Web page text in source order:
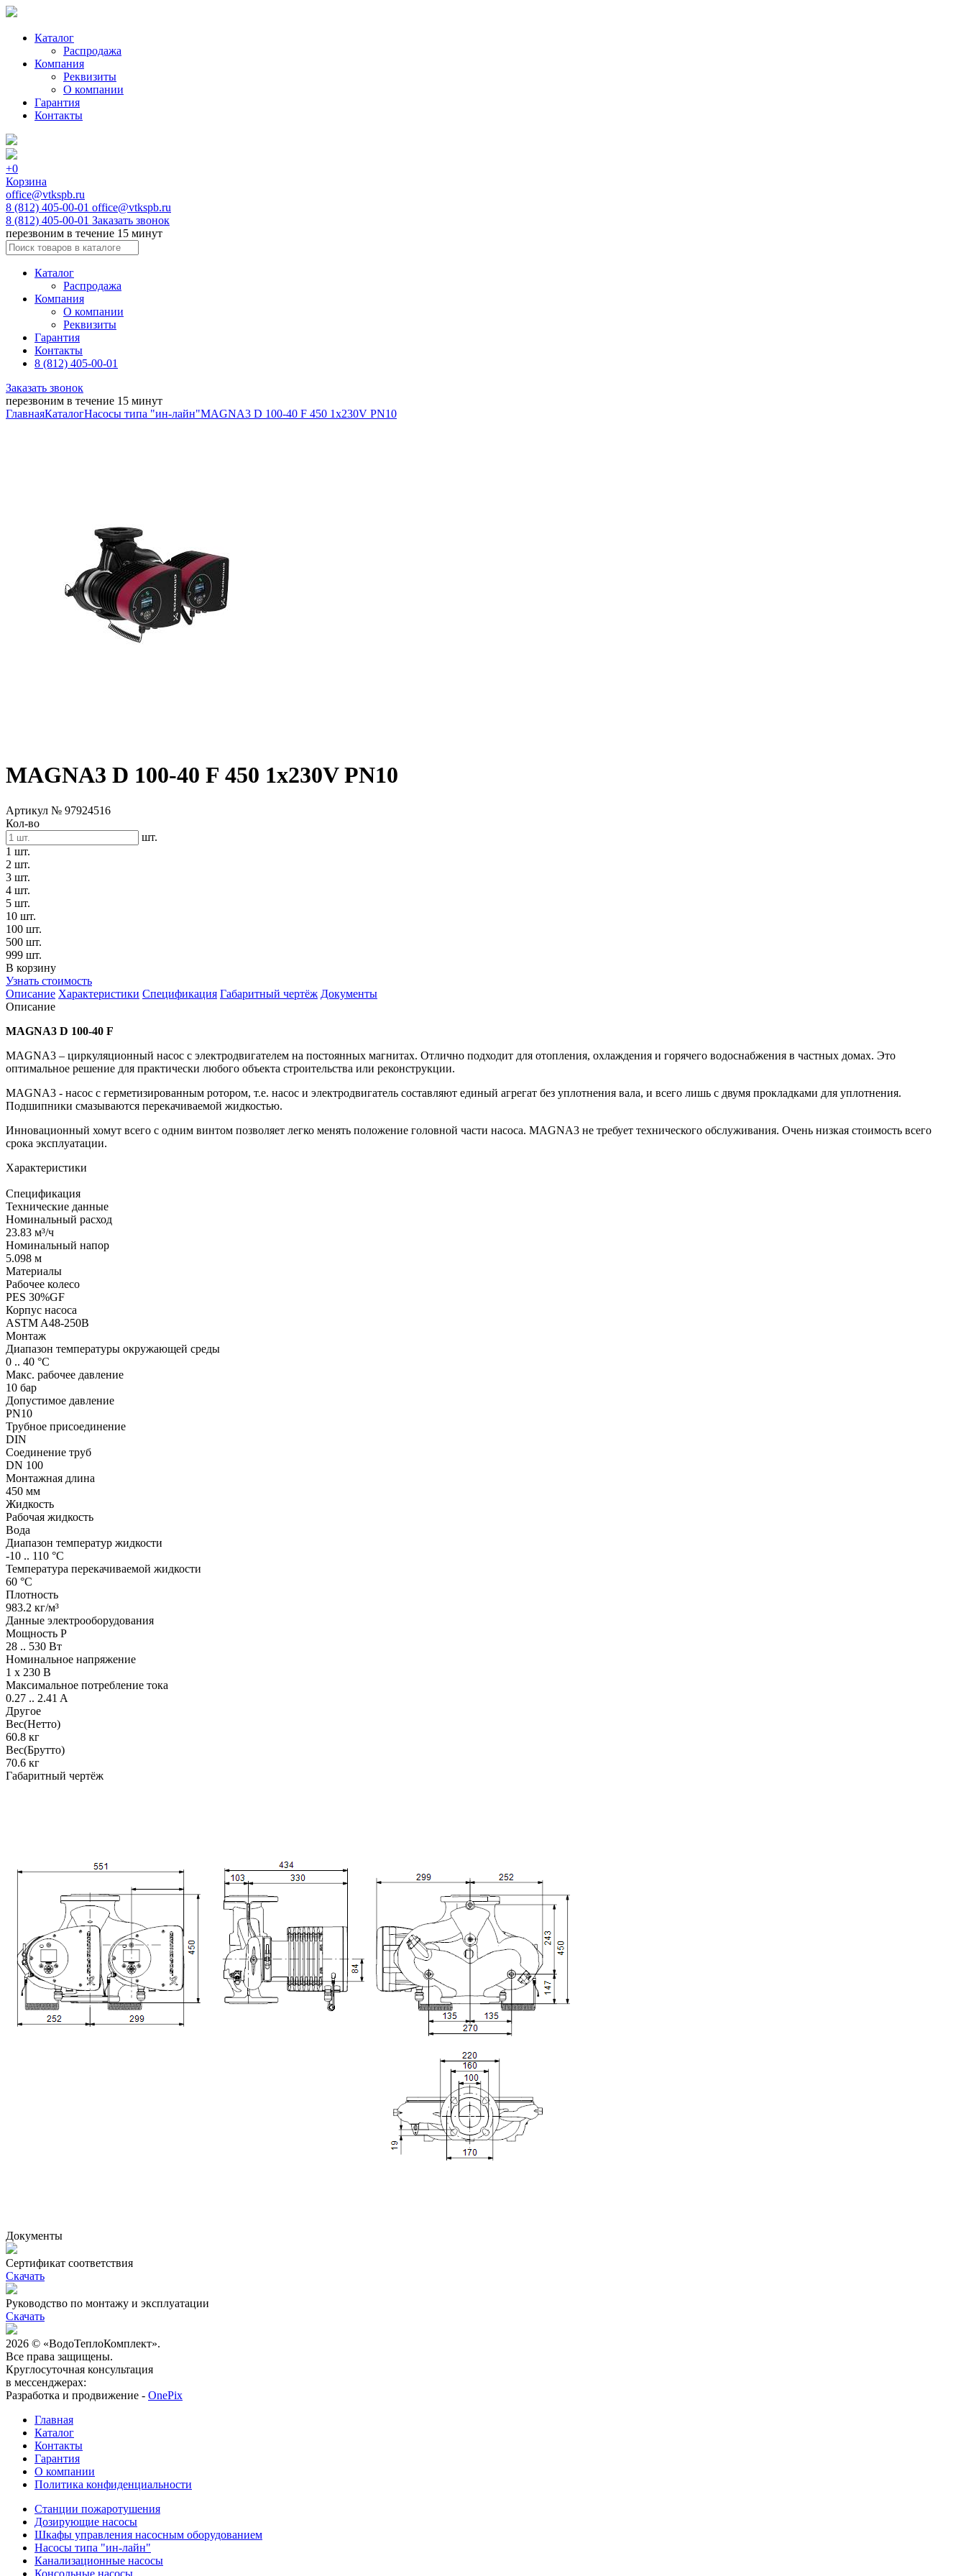
Каталог
Распродажа
Компания
Реквизиты
О компании
Гарантия
Контакты
+0
Корзина
office@vtkspb.ru
8 (812) 405-00-01 office@vtkspb.ru
8 (812) 405-00-01 Заказать звонок
перезвоним в течение 15 минут
Каталог
Распродажа
Компания
О компании
Реквизиты
Гарантия
Контакты
8 (812) 405-00-01
Заказать звонок
перезвоним в течение 15 минут
ГлавнаяКаталогНасосы типа "ин-лайн"MAGNA3 D 100-40 F 450 1x230V PN10
MAGNA3 D 100-40 F 450 1x230V PN10
Артикул № 97924516
Кол-во
шт.
1 шт.
2 шт.
3 шт.
4 шт.
5 шт.
10 шт.
100 шт.
500 шт.
999 шт.
В корзину
Узнать стоимость
Описание Характеристики Спецификация Габаритный чертёж Документы
Описание
MAGNA3 D 100-40 F
MAGNA3 – циркуляционный насос с электродвигателем на постоянных магнитах. Отлично подходит для отопления, охлаждения и горячего водоснабжения в частных домах. Это
оптимальное решение для практически любого объекта строительства или реконструкции.
MAGNA3 - насос с герметизированным ротором, т.е. насос и электродвигатель составляют единый агрегат без уплотнения вала, и всего лишь с двумя прокладками для уплотнения.
Подшипники смазываются перекачиваемой жидкостью.
Инновационный хомут всего с одним винтом позволяет легко менять положение головной части насоса. MAGNA3 не требует технического обслуживания. Очень низкая стоимость всего
срока эксплуатации.
Характеристики
Спецификация
Технические данные
Номинальный расход
23.83 м³/ч
Номинальный напор
5.098 м
Материалы
Рабочее колесо
PES 30%GF
Корпус насоса
ASTM A48-250B
Монтаж
Диапазон температуры окружающей среды
0 .. 40 °C
Макс. рабочее давление
10 бар
Допустимое давление
PN10
Трубное присоединение
DIN
Соединение труб
DN 100
Монтажная длина
450 мм
Жидкость
Рабочая жидкость
Вода
Диапазон температур жидкости
-10 .. 110 °C
Температура перекачиваемой жидкости
60 °C
Плотность
983.2 кг/м³
Данные электрооборудования
Мощность P
28 .. 530 Вт
Номинальное напряжение
1 x 230 В
Максимальное потребление тока
0.27 .. 2.41 A
Другое
Вес(Нетто)
60.8 кг
Вес(Брутто)
70.6 кг
Габаритный чертёж
Документы
Сертификат соответствия
Скачать
Руководство по монтажу и эксплуатации
Скачать
2026 © «ВодоТеплоКомплект».
Все права защищены.
Круглосуточная консультация
в мессенджерах:
Разработка и продвижение - OnePix
Главная
Каталог
Контакты
Гарантия
О компании
Политика конфиденциальности
Станции пожаротушения
Дозирующие насосы
Шкафы управления насосным оборудованием
Насосы типа "ин-лайн"
Канализационные насосы
Консольные насосы